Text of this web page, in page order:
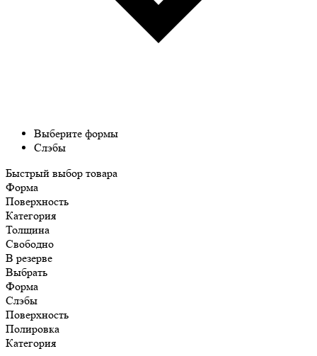
Выберите формы
Слэбы
Быстрый выбор товара
Форма
Поверхность
Категория
Толщина
Свободно
В резерве
Выбрать
Форма
Слэбы
Поверхность
Полировка
Категория